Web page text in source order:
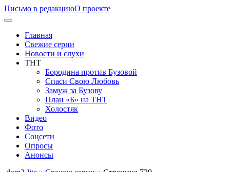
Письмо в редакциюО проекте
Главная
Свежие серии
Новости и слухи
ТНТ
Бородина против Бузовой
Спаси Свою Любовь
Замуж за Бузову
План «Б» на ТНТ
Холостяк
Видео
Фото
Соцсети
Опросы
Анонсы